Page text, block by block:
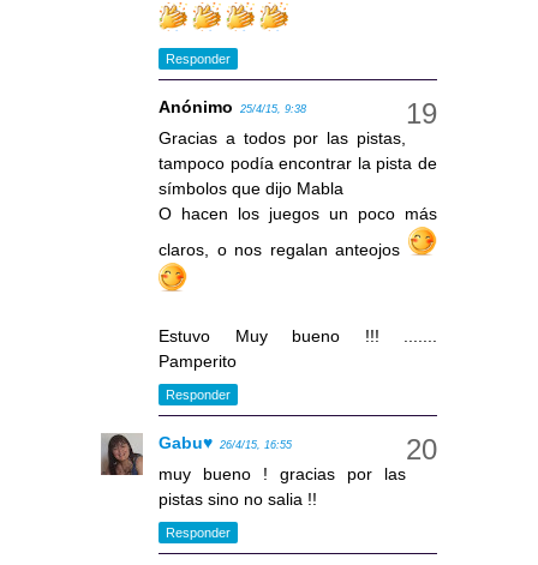
Responder
Anónimo 25/4/15, 9:38
Gracias a todos por las pistas,
tampoco podía encontrar la pista de
símbolos que dijo Mabla
O hacen los juegos un poco más
claros, o nos regalan anteojos
Estuvo Muy bueno !!! .......
Pamperito
Responder
Gabu♥ 26/4/15, 16:55
muy bueno ! gracias por las
pistas sino no salia !!
Responder